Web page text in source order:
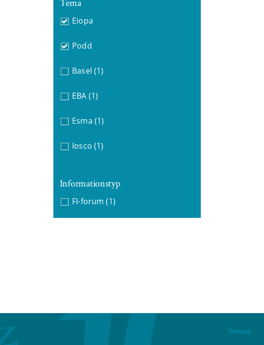
Eiopa
Podd
Basel (1)
EBA (1)
Esma (1)
Iosco (1)
Informationstyp
FI-forum (1)